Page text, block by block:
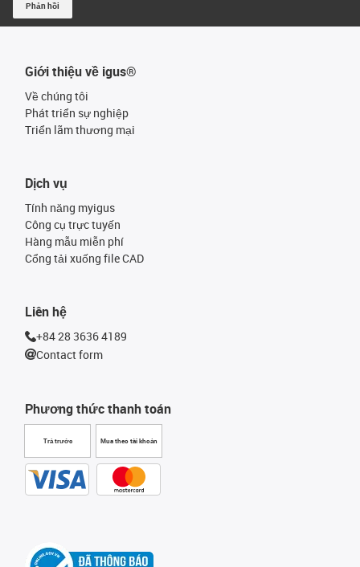
Phản hồi
Giới thiệu về igus®
Về chúng tôi
Phát triển sự nghiệp
Triển lãm thương mại
Phương thức thanh toán
Trả trước Mua theo tài khoản
Dịch vụ
Tính năng myigus
Công cụ trực tuyến
Hàng mẫu miễn phí
Cổng tải xuống file CAD
Liên hệ
+84 28 3636 4189
Contact form